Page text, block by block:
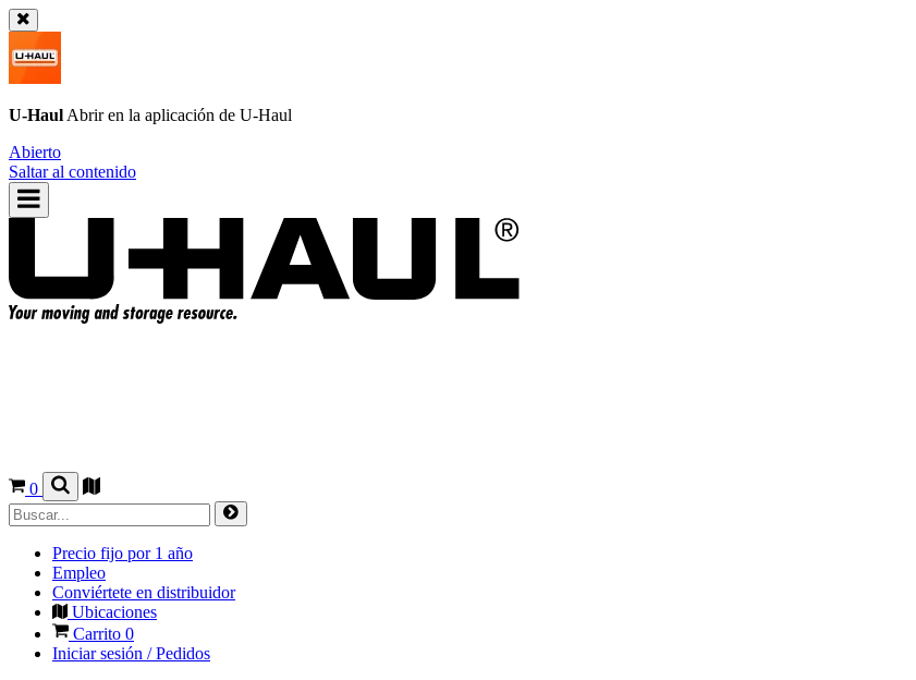
U-Haul Abrir en la aplicación de U-Haul
Abierto
Saltar al contenido
0
Precio fijo por 1 año
Empleo
Conviértete en distribuidor
Ubicaciones
Carrito 0
Iniciar sesión / Pedidos